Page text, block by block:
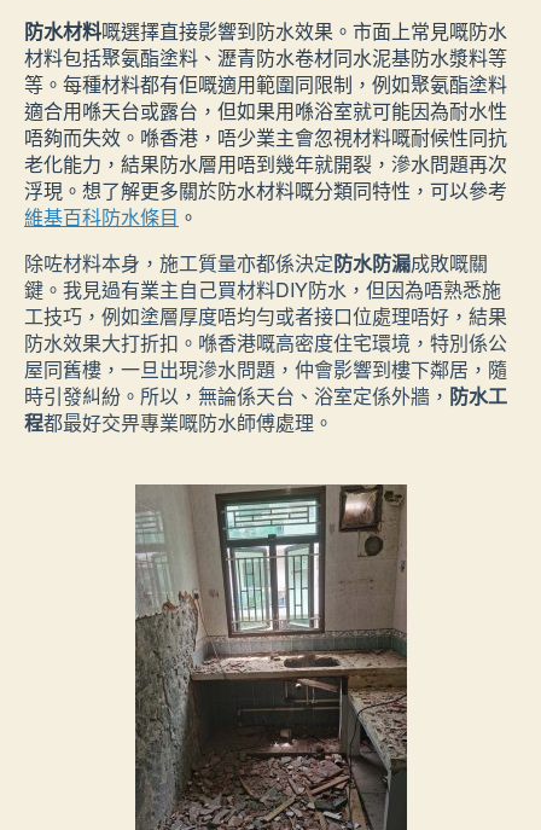
防水材料嘅選擇直接影響到防水效果。市面上常見嘅防水
材料包括聚氨酯塗料、瀝青防水卷材同水泥基防水漿料等
等。每種材料都有佢嘅適用範圍同限制，例如聚氨酯塗料
適合用喺天台或露台，但如果用喺浴室就可能因為耐水性
唔夠而失效。喺香港，唔少業主會忽視材料嘅耐候性同抗
老化能力，結果防水層用唔到幾年就開裂，滲水問題再次
浮現。想了解更多關於防水材料嘅分類同特性，可以參考
維基百科防水條目 。
除咗材料本身，施工質量亦都係決定防水防漏成敗嘅關
鍵。我見過有業主自己買材料DIY防水，但因為唔熟悉施
工技巧，例如塗層厚度唔均勻或者接口位處理唔好，結果
防水效果大打折扣。喺香港嘅高密度住宅環境，特別係公
屋同舊樓，一旦出現滲水問題，仲會影響到樓下鄰居，隨
時引發糾紛。所以，無論係天台、浴室定係外牆， 防水工
程都最好交畀專業嘅防水師傅處理。